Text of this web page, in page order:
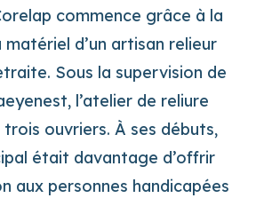
commence grâce à la
d’un artisan relieur
Sous la supervision de
l’atelier de reliure
ouvriers. À ses débuts,
était davantage d’offrir
aux personnes handicapées